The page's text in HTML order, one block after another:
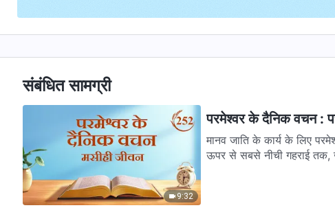
संबंधित सामग्री
9:32
परमेश्वर के दैनिक वचन :
मानव जाति के कार्य के लिए
ऊपर से सबसे नीची गहराई तक,